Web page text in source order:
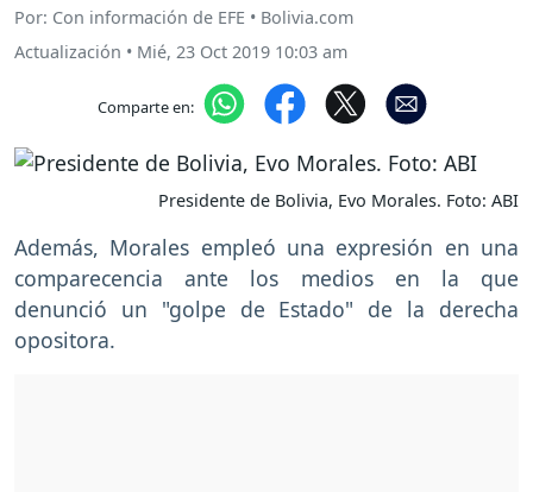
Por: Con información de EFE • Bolivia.com
Actualización • Mié, 23 Oct 2019 10:03 am
Comparte en:
Presidente de Bolivia, Evo Morales. Foto: ABI
Además, Morales empleó una expresión en una
comparecencia ante los medios en la que
denunció un "golpe de Estado" de la derecha
opositora.